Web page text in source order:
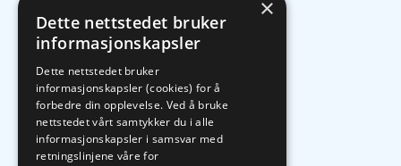
×
Dette nettstedet bruker
informasjonskapsler
Dette nettstedet bruker
informasjonskapsler (cookies) for å
forbedre din opplevelse. Ved å bruke
nettstedet vårt samtykker du i alle
informasjonskapsler i samsvar med
retningslinjene våre for